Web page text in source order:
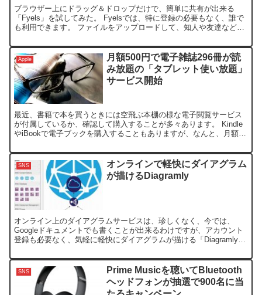
ブラウザー上にドラッグ＆ドロップだけで、簡単に共有が出来る
「Fyels」を試してみた。 Fyelsでは、特に登録の必要もなく、誰で
も利用できます。 ファイルをアップロードして、知人や友達など
Apple
月額500円で電子雑誌296冊が読
み放題の「タブレット使い放題」
サービス開始
最近、書籍で本を買うときには空飛ぶ本棚の様な電子閲覧サービス
が付属しているか、確認して購入することが多々あります。 Kindle
やiBookで電子ブックを購入することもありますが、なんと、月額1
SNS
オンラインで軽快にダイアグラム
が描けるDiagramly
オンライン上のダイアグラムサービスは、珍しくなく、今では、
Googleドキュメントでも書くことが出来るわけですが、アカウント
登録も必要なく、気軽に軽快にダイアグラムが描ける「Diagramly」
SNS
Prime Musicを聴いてBluetooth
ヘッドフォンが抽選で900名に当